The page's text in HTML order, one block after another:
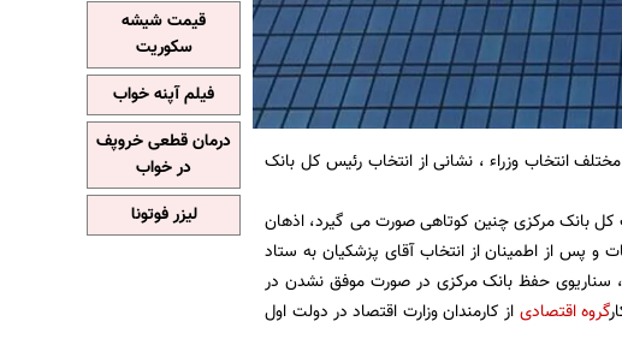
انتخاب وزراء ، نشانی از انتخاب رئیس کل بانک
بانک مرکزی چنین کوتاهی صورت می گیرد، اذهان
و پس از اطمینان از انتخاب آقای پزشکیان به ستاد
سناریوی حفظ بانک مرکزی در صورت موفق نشدن در
گروه اقتصادی از کارمندان وزارت اقتصاد در دولت اول
قیمت شیشه
سکوریت
فیلم آپنه خواب
درمان قطعی خروپف
در خواب
لیزر فوتونا